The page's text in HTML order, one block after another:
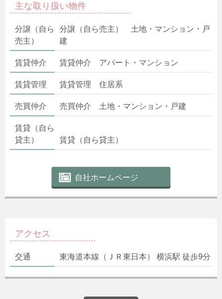
主な取り扱い物件
分譲（自ら
売主）
分譲（自ら売主） 土地・マンション・戸
建
賃貸仲介 賃貸仲介 アパート・マンション
賃貸管理 賃貸管理 住居系
売買仲介 売買仲介 土地・マンション・戸建
賃貸（自ら
貸主）
賃貸（自ら貸主）
自社ホームページ
アクセス
交通 東海道本線（ＪＲ東日本） 横浜駅 徒歩9分